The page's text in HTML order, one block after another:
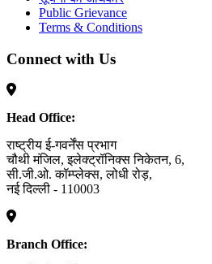
Public Grievance
Terms & Conditions
Connect with Us
Head Office:
राष्ट्रीय ई-गवर्नेंस प्रभाग
चौथी मंजिल, इलेक्ट्रॉनिक्स निकेतन, 6,
सी.जी.ओ. कॉम्प्लेक्स, लोधी रोड़,
नई दिल्ली - 110003
Branch Office: